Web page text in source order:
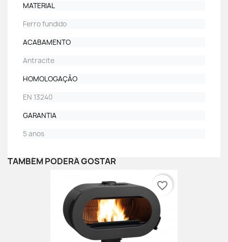
MATERIAL
Ferro fundido
ACABAMENTO
Antracite
HOMOLOGAÇÃO
EN 13240
GARANTIA
5 anos
TAMBÉM PODERÁ GOSTAR
favorite_border